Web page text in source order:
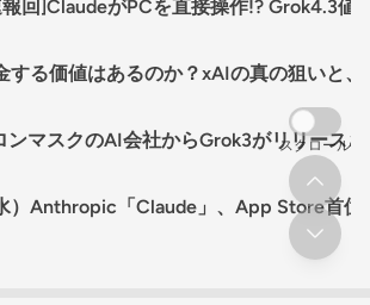
回]ClaudeがPCを直接操作!? Grok4.3
する価値はあるのか？xAIの真の狙いと
ンマスクのAI会社からGrok3がリリース
）Anthropic「Claude」、App Store首位
スクロール